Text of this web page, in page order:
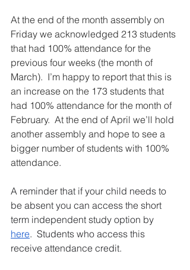
At the end of the month assembly on
Friday we acknowledged 213 students
that had 100% attendance for the
previous four weeks (the month of
March).  I’m happy to report that this is
an increase on the 173 students that
had 100% attendance for the month of
February.  At the end of April we’ll hold
another assembly and hope to see a
bigger number of students with 100%
attendance.
A reminder that if your child needs to
be absent you can access the short
term independent study option by
here.  Students who access this
receive attendance credit.